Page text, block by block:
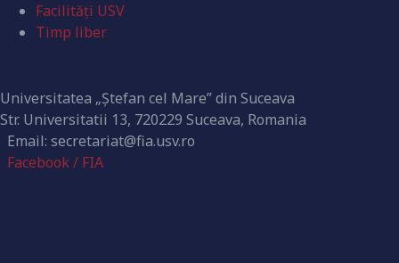
Facilități USV
Timp liber
Universitatea „Ștefan cel Mare” din Suceava
Str. Universitatii 13, 720229 Suceava, Romania
Email: secretariat@fia.usv.ro
Facebook / FIA